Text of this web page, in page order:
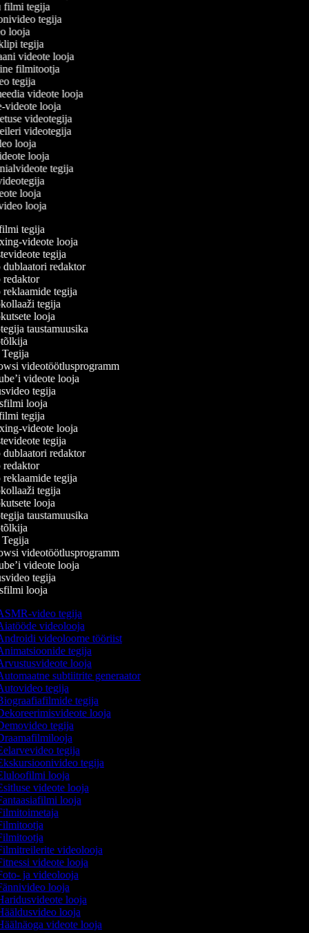
filmi tegija
tegija
looja
tegija
videote looja
filmitootja
tegija
videote looja
videote looja
videotegija
videotegija
looja
looja
tegija
looja
looja
tegija
videote looja
tegija
redaktor
tegija
tegija
looja
taustamuusika
videotöötlusprogramm
videote looja
tegija
looja
tegija
videote looja
tegija
redaktor
tegija
tegija
looja
taustamuusika
videotöötlusprogramm
videote looja
tegija
looja
video tegija
videolooja
videoloome tööriist
tegija
looja
subtiitrite generaator
tegija
tegija
looja
tegija
tegija
tegija
looja
videote looja
looja
videolooja
videote looja
ja videolooja
looja
looja
looja
videote looja